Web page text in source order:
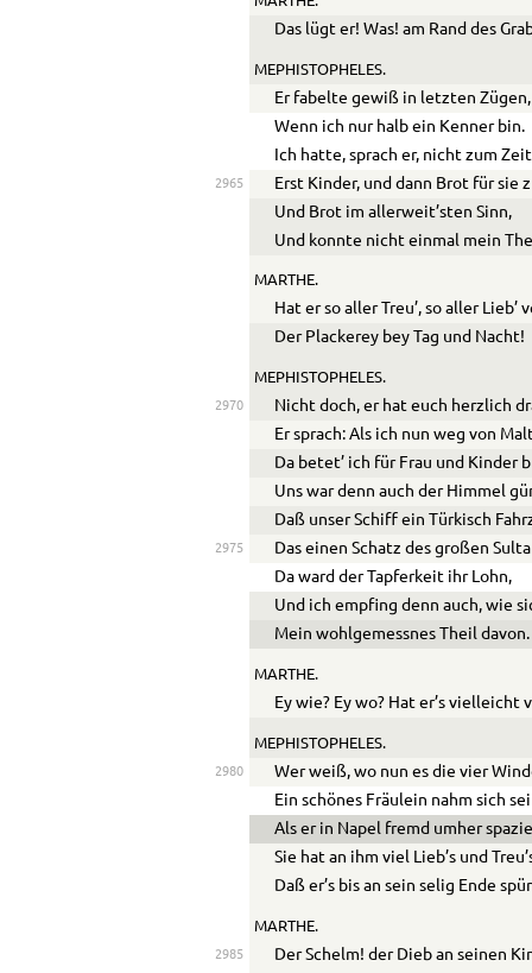
Das lügt er! Was! am Rand des
MEPHISTOPHELES.
Er fabelte gewiß in letzten Zügen,
Wenn ich nur halb ein Kenner bin.
Ich hatte, sprach er, nicht zum
2965
Erst Kinder, und dann Brot für sie
Und Brot im allerweit’sten Sinn,
Und konnte nicht einmal mein
MARTHE.
Hat er so aller Treu’, so aller Lieb’
Der Plackerey bey Tag und Nacht!
MEPHISTOPHELES.
2970
Nicht doch, er hat euch herzlich
Er sprach: Als ich nun weg von
Da betet’ ich für Frau und Kinder
Uns war denn auch der Himmel
Daß unser Schiff ein Türkisch
2975
Das einen Schatz des großen
Da ward der Tapferkeit ihr Lohn,
Und ich empfing denn auch, wie
Mein wohlgemessnes Theil davon.
MARTHE.
Ey wie? Ey wo? Hat er’s vielleicht
MEPHISTOPHELES.
2980
Wer weiß, wo nun es die vier
Ein schönes Fräulein nahm sich
Als er in Napel fremd umher
Sie hat an ihm viel Lieb’s und
Daß er’s bis an sein selig Ende
MARTHE.
2985
Der Schelm! der Dieb an seinen